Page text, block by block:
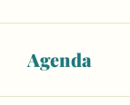
Agenda